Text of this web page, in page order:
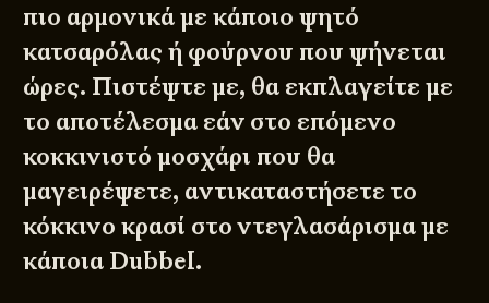
πιο αρμονικά με κάποιο ψητό
κατσαρόλας ή φούρνου που ψήνεται
ώρες. Πιστέψτε με, θα εκπλαγείτε με
το αποτέλεσμα εάν στο επόμενο
κοκκινιστό μοσχάρι που θα
μαγειρέψετε, αντικαταστήσετε το
κόκκινο κρασί στο ντεγλασάρισμα με
κάποια Dubbel.